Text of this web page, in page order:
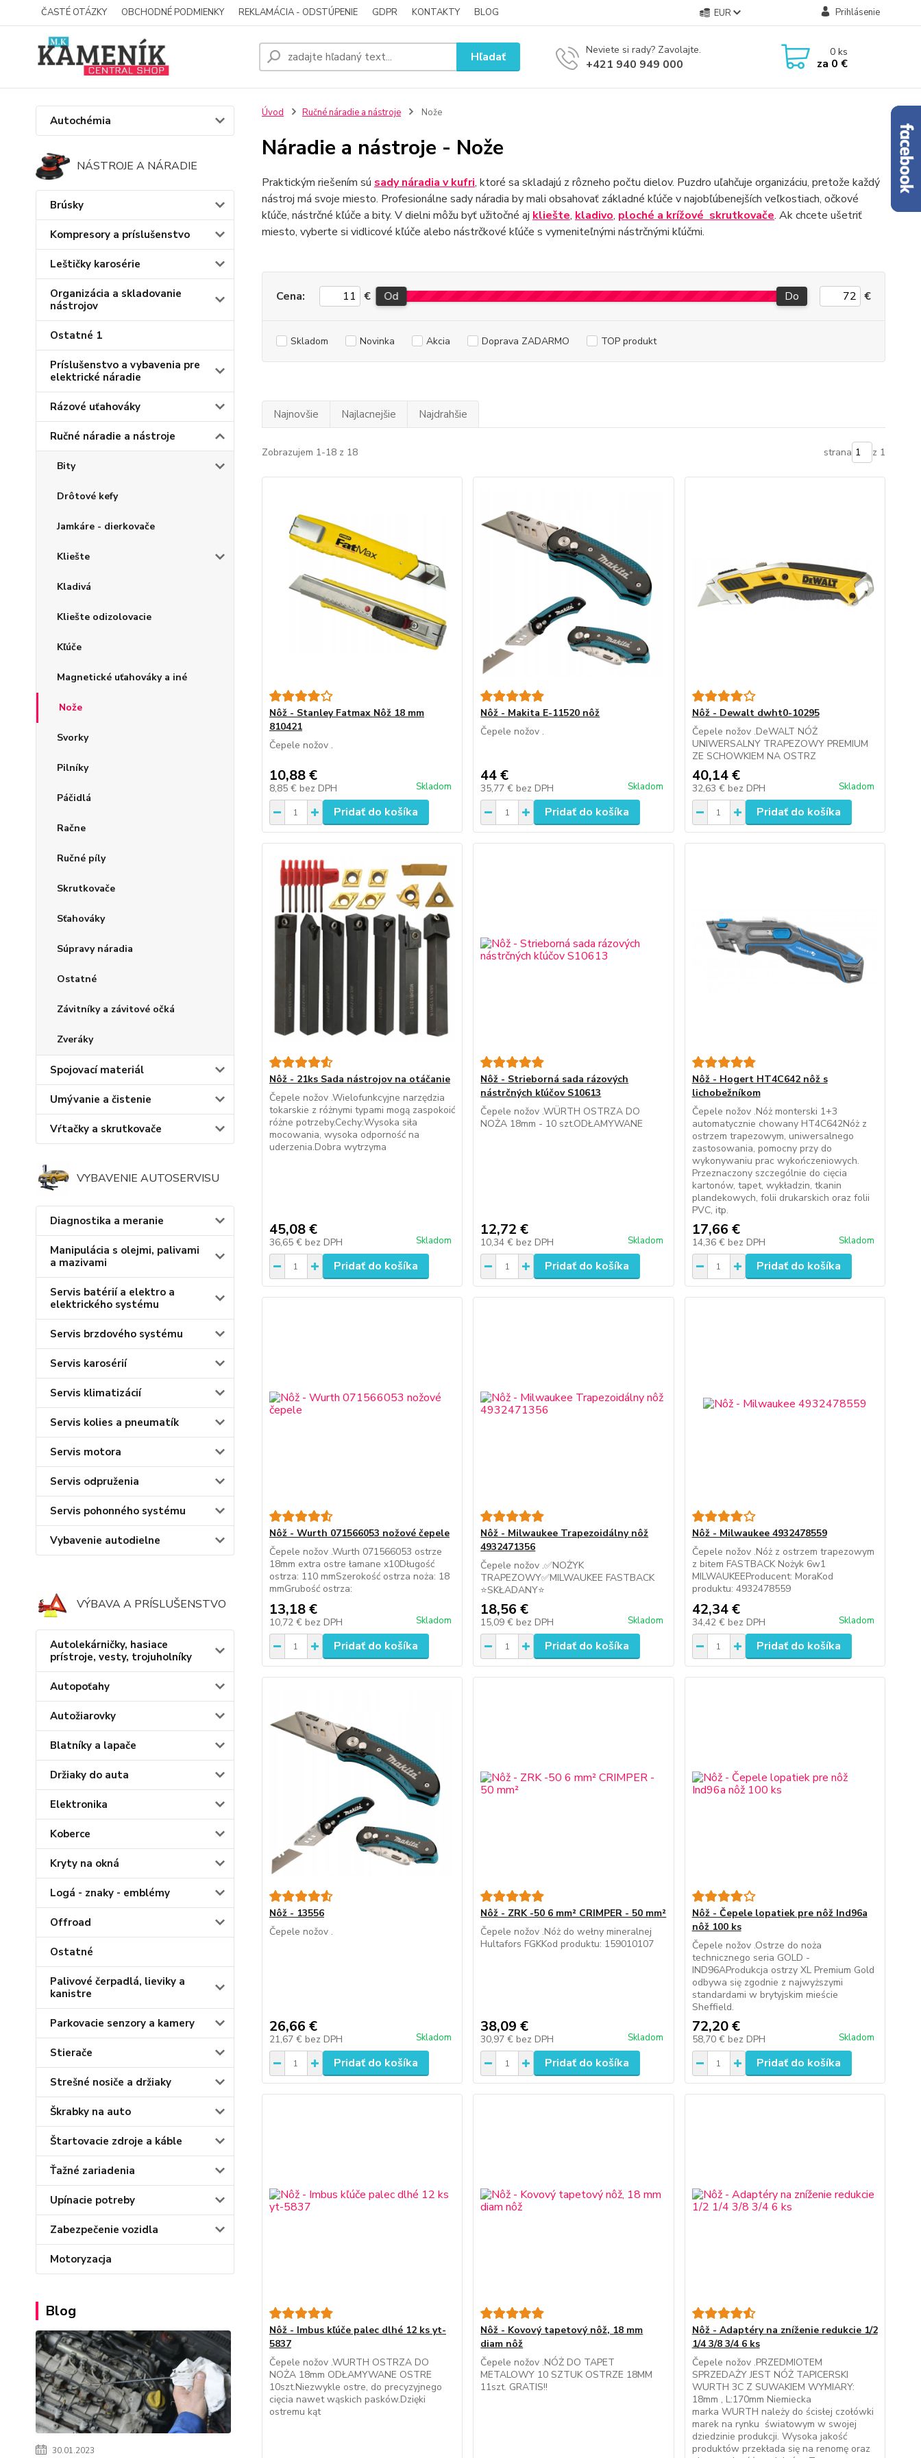
ČASTÉ OTÁZKY OBCHODNÉ PODMIENKY REKLAMÁCIA - ODSTÚPENIE GDPR KONTAKTY BLOG EUR Prihlásenie
Hľadať Neviete si rady? Zavolajte.
+421 940 949 000
0ks
za 0 €
Autochémia
NÁSTROJE A NÁRADIE
Brúsky
Kompresory a príslušenstvo
Leštičky karosérie
Organizácia a skladovanie
nástrojov
Ostatné 1
Príslušenstvo a vybavenia pre
elektrické náradie
Rázové uťahováky
Ručné náradie a nástroje
Bity
Drôtové kefy
Jamkáre - dierkovače
Kliešte
Kladivá
Kliešte odizolovacie
Kľúče
Magnetické uťahováky a iné
Nože
Svorky
Pilníky
Páčidlá
Račne
Ručné píly
Skrutkovače
Sťahováky
Súpravy náradia
Ostatné
Závitníky a závitové očká
Zveráky
Spojovací materiál
Umývanie a čistenie
Vŕtačky a skrutkovače
VYBAVENIE AUTOSERVISU
Diagnostika a meranie
Manipulácia s olejmi, palivami
a mazivami
Servis batérií a elektro a
elektrického systému
Servis brzdového systému
Servis karosérií
Servis klimatizácií
Servis kolies a pneumatík
Servis motora
Servis odpruženia
Servis pohonného systému
Vybavenie autodielne
VÝBAVA A PRÍSLUŠENSTVO
Autolekárničky, hasiace
prístroje, vesty, trojuholníky
Autopoťahy
Autožiarovky
Blatníky a lapače
Držiaky do auta
Elektronika
Koberce
Kryty na okná
Logá - znaky - emblémy
Offroad
Ostatné
Palivové čerpadlá, lieviky a
kanistre
Parkovacie senzory a kamery
Stierače
Strešné nosiče a držiaky
Škrabky na auto
Štartovacie zdroje a káble
Ťažné zariadenia
Upínacie potreby
Zabezpečenie vozidla
Motoryzacja
Blog
30.01.2023
Úvod Ručné náradie a nástroje Nože
Náradie a nástroje - Nože
Praktickým riešením sú sady náradia v kufri, ktoré sa skladajú z rôzneho počtu dielov. Puzdro uľahčuje organizáciu, pretože každý
nástroj má svoje miesto. Profesionálne sady náradia by mali obsahovať základné kľúče v najobľúbenejších veľkostiach, očkové
kľúče, nástrčné kľúče a bity. V dielni môžu byť užitočné aj kliešte, kladivo, ploché a krížové skrutkovače. Ak chcete ušetriť
miesto, vyberte si vidlicové kľúče alebo nástrčkové kľúče s vymeniteľnými nástrčnými kľúčmi.
Cena: € Od Do €
Skladom Novinka Akcia Doprava ZADARMO TOP produkt
Najnovšie Najlacnejšie Najdrahšie
Zobrazujem 1-18 z 18 strana z 1
Nôž - Stanley Fatmax Nôž 18 mm
810421
Čepele nožov .
10,88 €
8,85 € bez DPH Skladom
Pridať do košíka
Nôž - Makita E-11520 nôž
Čepele nožov .
44 €
35,77 € bez DPH Skladom
Pridať do košíka
Nôž - Dewalt dwht0-10295
Čepele nožov .DeWALT NÓŻ
UNIWERSALNY TRAPEZOWY PREMIUM
ZE SCHOWKIEM NA OSTRZ
40,14 €
32,63 € bez DPH Skladom
Pridať do košíka
Nôž - 21ks Sada nástrojov na otáčanie
Čepele nožov .Wielofunkcyjne narzędzia
tokarskie z różnymi typami mogą zaspokoić
różne potrzeby.Cechy:Wysoka siła
mocowania, wysoka odporność na
uderzenia.Dobra wytrzyma
45,08 €
36,65 € bez DPH Skladom
Pridať do košíka
Nôž - Strieborná sada rázových
nástrčných kľúčov S10613
Čepele nožov .WÜRTH OSTRZA DO
NOŻA 18mm - 10 szt.ODŁAMYWANE
12,72 €
10,34 € bez DPH Skladom
Pridať do košíka
Nôž - Hogert HT4C642 nôž s
lichobežníkom
Čepele nožov .Nóż monterski 1+3
automatycznie chowany HT4C642Nóż z
ostrzem trapezowym, uniwersalnego
zastosowania, pomocny przy do
wykonywaniu prac wykończeniowych.
Przeznaczony szczególnie do cięcia
kartonów, tapet, wykładzin, tkanin
plandekowych, folii drukarskich oraz folii
PVC, itp.
17,66 €
14,36 € bez DPH Skladom
Pridať do košíka
Nôž - Wurth 071566053 nožové čepele
Čepele nožov .Wurth 071566053 ostrze
18mm extra ostre łamane x10Długość
ostrza: 110 mmSzerokość ostrza noża: 18
mmGrubość ostrza:
13,18 €
10,72 € bez DPH Skladom
Pridať do košíka
Nôž - Milwaukee Trapezoidálny nôž
4932471356
Čepele nožov .✅NOŻYK
TRAPEZOWY✅MILWAUKEE FASTBACK
⭐SKŁADANY⭐
18,56 €
15,09 € bez DPH Skladom
Pridať do košíka
Nôž - Milwaukee 4932478559
Čepele nožov .Nóż z ostrzem trapezowym
z bitem FASTBACK Nożyk 6w1
MILWAUKEEProducent: MoraKod
produktu: 4932478559
42,34 €
34,42 € bez DPH Skladom
Pridať do košíka
Nôž - 13556
Čepele nožov .
26,66 €
21,67 € bez DPH Skladom
Pridať do košíka
Nôž - ZRK -50 6 mm² CRIMPER - 50 mm²
Čepele nožov .Nóż do wełny mineralnej
Hultafors FGKKod produktu: 159010107
38,09 €
30,97 € bez DPH Skladom
Pridať do košíka
Nôž - Čepele lopatiek pre nôž Ind96a
nôž 100 ks
Čepele nožov .Ostrze do noża
technicznego seria GOLD -
IND96AProdukcja ostrzy XL Premium Gold
odbywa się zgodnie z najwyższymi
standardami w brytyjskim mieście
Sheffield.
72,20 €
58,70 € bez DPH Skladom
Pridať do košíka
Nôž - Imbus kľúče palec dlhé 12 ks yt-
5837
Čepele nožov .WURTH OSTRZA DO
NOŻA 18mm ODŁAMYWANE OSTRE
10szt.Niezwykle ostre, do precyzyjnego
cięcia nawet wąskich pasków.Dzięki
ostremu kąt
Nôž - Kovový tapetový nôž, 18 mm
diam nôž
Čepele nožov .NÓŻ DO TAPET
METALOWY 10 SZTUK OSTRZE 18MM
11szt. GRATIS!!
Nôž - Adaptéry na zníženie redukcie 1/2
1/4 3/8 3/4 6 ks
Čepele nožov .PRZEDMIOTEM
SPRZEDAŻY JEST NÓŻ TAPICERSKI
WURTH 3C Z SUWAKIEM WYMIARY:
18mm , L:170mm Niemiecka
marka WURTH należy do ścisłej czołówki
marek na rynku światowym w swojej
dziedzinie produkcji. Wysoka jakość
produktów przekłada się na renomę oraz